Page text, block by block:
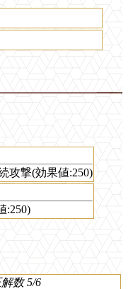
攻撃(効果値:250)
:250)
数 5/6